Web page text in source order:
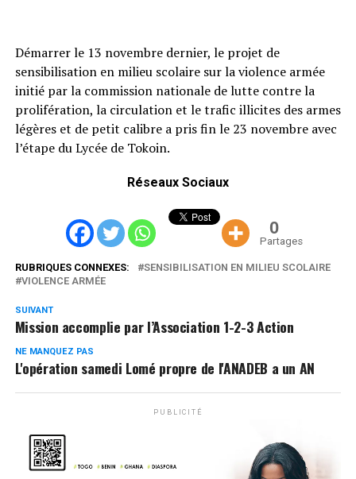
Démarrer le 13 novembre dernier, le projet de
sensibilisation en milieu scolaire sur la violence armée
initié par la commission nationale de lutte contre la
prolifération, la circulation et le trafic illicites des armes
légères et de petit calibre a pris fin le 23 novembre avec
l’étape du Lycée de Tokoin.
Réseaux Sociaux
0
Partages
RUBRIQUES CONNEXES:
SENSIBILISATION EN MILIEU SCOLAIRE
VIOLENCE ARMÉE
SUIVANT
Mission accomplie par l’Association 1-2-3 Action
NE MANQUEZ PAS
L'opération samedi Lomé propre de l'ANADEB a un AN
PUBLICITÉ